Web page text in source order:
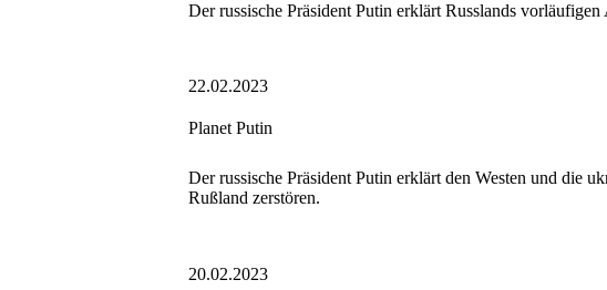
Der russische Präsident Putin erklärt Russlands
22.02.2023
Planet Putin
Der russische Präsident Putin erklärt den Westen und die
Rußland zerstören.
20.02.2023